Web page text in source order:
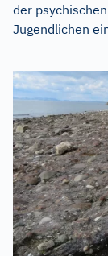
der
Jugendlichen